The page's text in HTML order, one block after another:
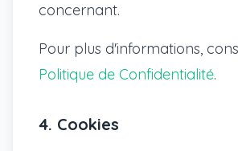
concernant.
Pour plus d'informations,
Politique de Confidentialité.
4. Cookies